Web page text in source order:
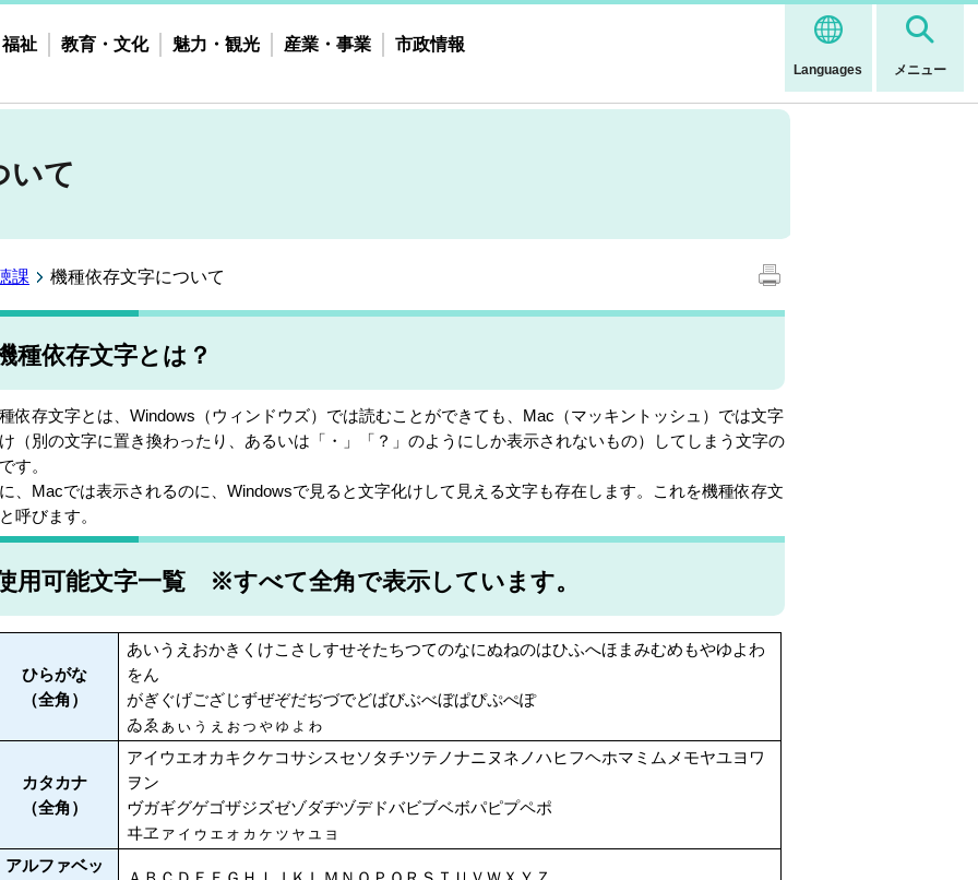
Languages メニュー
祉 教育・文化 魅力・観光 産業・事業 市政情報
いて
課 機種依存文字について
種依存文字とは？
依存文字とは、Windows（ウィンドウズ）では読むことができても、Mac（マッキントッシュ）では文字
（別の文字に置き換わったり、あるいは「・」「？」のようにしか表示されないもの）してしまう文字の
す。
、Macでは表示されるのに、Windowsで見ると文字化けして見える文字も存在します。これを機種依存文
呼びます。
用可能文字一覧 ※すべて全角で表示しています。
ひらがな
（全角）
あいうえおかきくけこさしすせそたちつてのなにぬねのはひふへほまみむめもやゆよわ
をん
がぎぐげござじずぜぞだぢづでどばびぶべぼぱぴぷぺぽ
ゐゑぁぃぅぇぉっゃゅょゎ
カタカナ
（全角）
アイウエオカキクケコサシスセソタチツテノナニヌネノハヒフヘホマミムメモヤユヨワ
ヲン
ヴガギグゲゴザジズゼゾダヂヅデドバビブベボパピプペポ
ヰヱァィゥェォヵヶッャュョ
アルファベッ